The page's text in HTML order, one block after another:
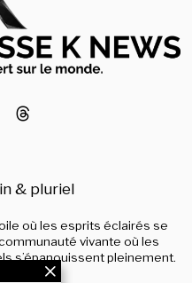
& pluriel
où les esprits éclairés se
vivante où les
s’épanouissent pleinement.